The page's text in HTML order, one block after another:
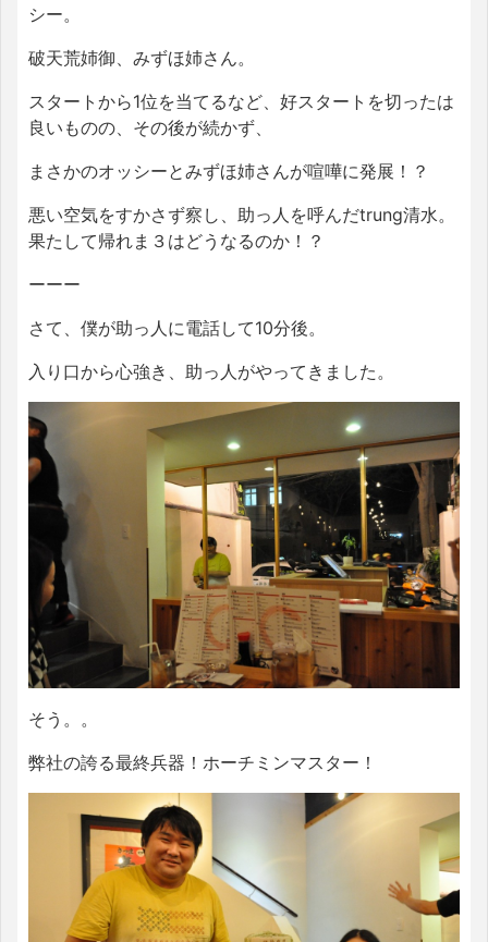
シー。
破天荒姉御、みずほ姉さん。
スタートから1位を当てるなど、好スタートを切ったは
良いものの、その後が続かず、
まさかのオッシーとみずほ姉さんが喧嘩に発展！？
悪い空気をすかさず察し、助っ人を呼んだtrung清水。
果たして帰れま３はどうなるのか！？
ーーー
さて、僕が助っ人に電話して10分後。
入り口から心強き、助っ人がやってきました。
そう。。
弊社の誇る最終兵器！ホーチミンマスター！